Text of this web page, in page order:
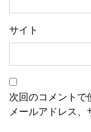
サイト
次回のコメントで
メールアドレス、